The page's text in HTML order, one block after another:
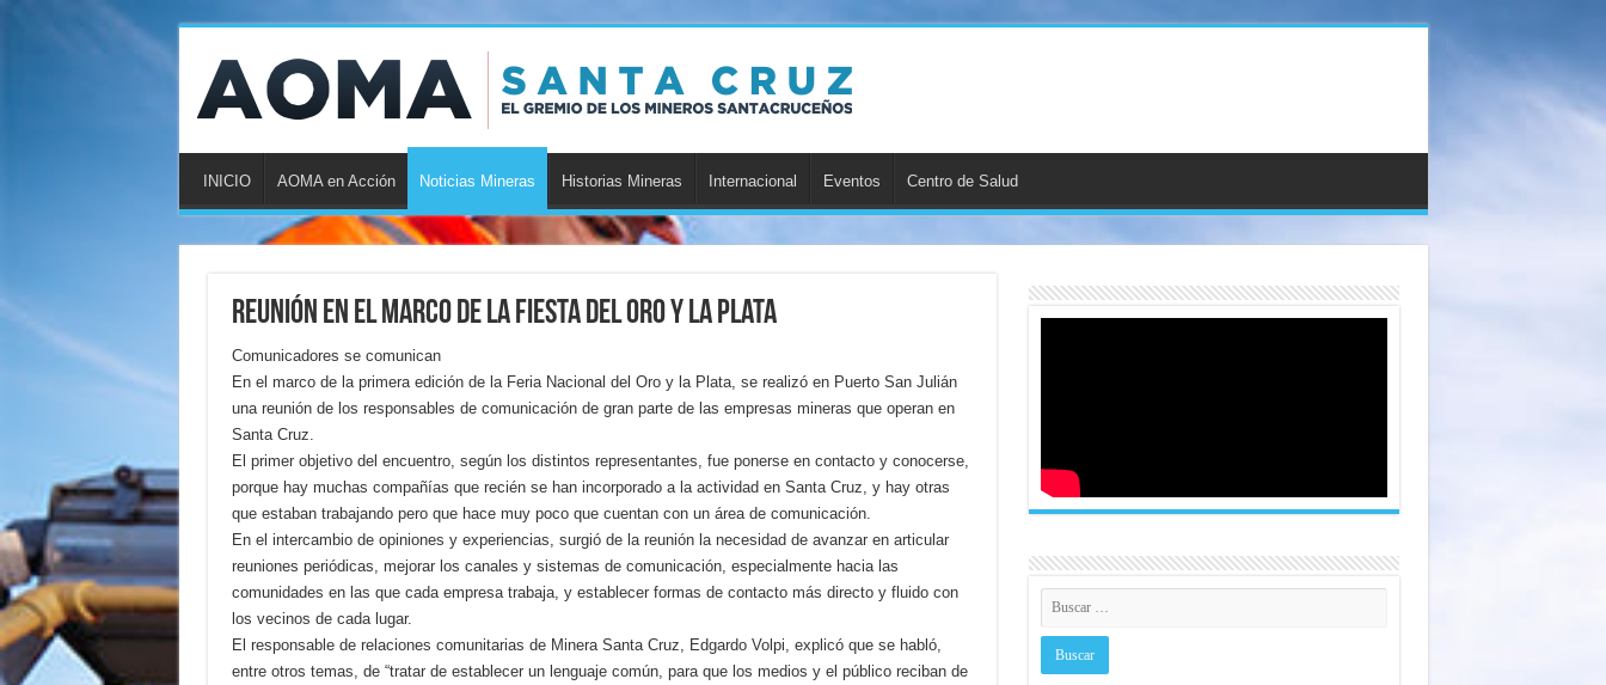
INICIO AOMA en Acción Noticias Mineras Historias Mineras Internacional Eventos Centro de Salud
Reunión en el marco de la Fiesta del Oro y la Plata
Comunicadores se comunican
En el marco de la primera edición de la Feria Nacional del Oro y la Plata, se realizó en Puerto San Julián
una reunión de los responsables de comunicación de gran parte de las empresas mineras que operan en
Santa Cruz.
El primer objetivo del encuentro, según los distintos representantes, fue ponerse en contacto y conocerse,
porque hay muchas compañías que recién se han incorporado a la actividad en Santa Cruz, y hay otras
que estaban trabajando pero que hace muy poco que cuentan con un área de comunicación.
En el intercambio de opiniones y experiencias, surgió de la reunión la necesidad de avanzar en articular
reuniones periódicas, mejorar los canales y sistemas de comunicación, especialmente hacia las
comunidades en las que cada empresa trabaja, y establecer formas de contacto más directo y fluido con
los vecinos de cada lugar.
El responsable de relaciones comunitarias de Minera Santa Cruz, Edgardo Volpi, explicó que se habló,
entre otros temas, de “tratar de establecer un lenguaje común, para que los medios y el público reciban de